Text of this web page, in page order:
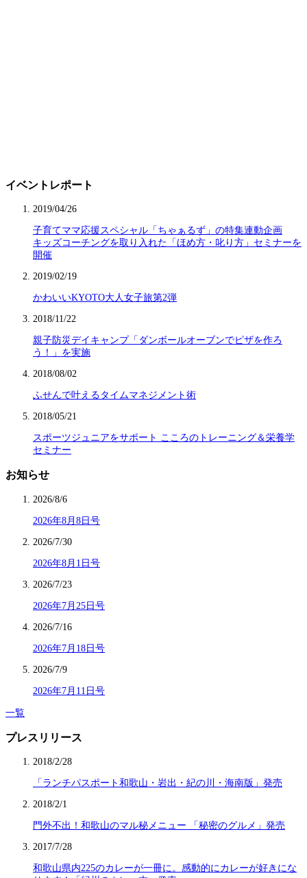
イベントレポート
2019/04/26
子育てママ応援スペシャル「ちゃぁるず」の特集連動企画
キッズコーチングを取り入れた「ほめ方・叱り方」セミナーを
開催
2019/02/19
かわいいKYOTO大人女子旅第2弾
2018/11/22
親子防災デイキャンプ「ダンボールオーブンでピザを作ろ
う！」を実施
2018/08/02
ふせんで叶えるタイムマネジメント術
2018/05/21
スポーツジュニアをサポート こころのトレーニング＆栄養学
セミナー
お知らせ
2026/8/6
2026年8月8日号
2026/7/30
2026年8月1日号
2026/7/23
2026年7月25日号
2026/7/16
2026年7月18日号
2026/7/9
2026年7月11日号
一覧
プレスリリース
2018/2/28
「ランチパスポート和歌山・岩出・紀の川・海南版」発売
2018/2/1
門外不出！和歌山のマル秘メニュー 「秘密のグルメ」発売
2017/7/28
和歌山県内225のカレーが一冊に。感動的にカレーが好きにな